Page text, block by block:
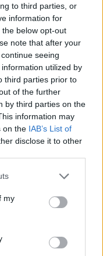
to third parties, or
information for
below opt-out
note that after your
seeing
utilized by
third parties prior to
of the further
by third parties on the
information may
on the IAB’s List of
disclose it to other
or more Google
You may click to
third-party tags to
in below Google
my
Mágus
a
zavarja
Az
jó
is szükség
el!
e ahhoz,
megfejtsék a
az
kastély